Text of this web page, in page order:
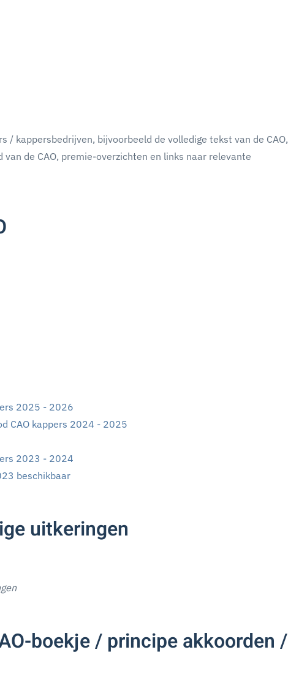
/ kappersbedrijven, bijvoorbeeld de volledige tekst van de CAO,
de CAO, premie-overzichten en links naar relevante
2025 - 2026
CAO kappers 2024 - 2025
2023 - 2024
beschikbaar
uitkeringen
boekje / principe akkoorden /